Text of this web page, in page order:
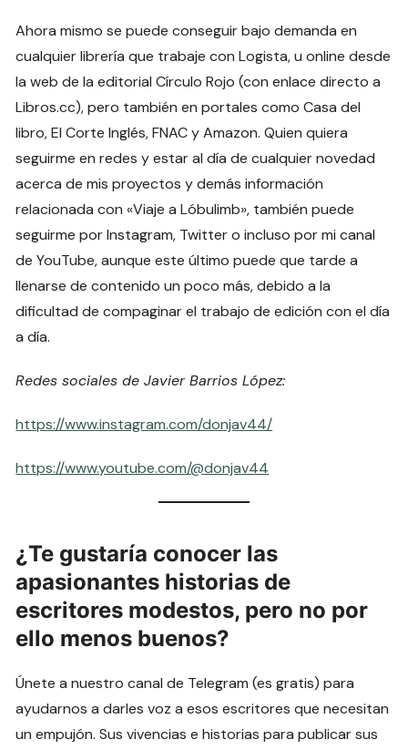
Ahora mismo se puede conseguir bajo demanda en
cualquier librería que trabaje con Logista, u online desde
la web de la editorial Círculo Rojo (con enlace directo a
Libros.cc), pero también en portales como Casa del
libro, El Corte Inglés, FNAC y Amazon. Quien quiera
seguirme en redes y estar al día de cualquier novedad
acerca de mis proyectos y demás información
relacionada con «Viaje a Lóbulimb», también puede
seguirme por Instagram, Twitter o incluso por mi canal
de YouTube, aunque este último puede que tarde a
llenarse de contenido un poco más, debido a la
dificultad de compaginar el trabajo de edición con el día
a día.
Redes sociales de Javier Barrios López:
https://www.instagram.com/donjav44/
https://www.youtube.com/@donjav44
¿Te gustaría conocer las
apasionantes historias de
escritores modestos, pero no por
ello menos buenos?
Únete a nuestro canal de Telegram (es gratis) para
ayudarnos a darles voz a esos escritores que necesitan
un empujón. Sus vivencias e historias para publicar sus